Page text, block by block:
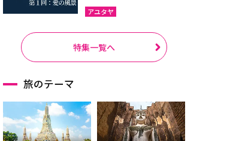
アユタヤ
特集一覧へ
旅のテーマ